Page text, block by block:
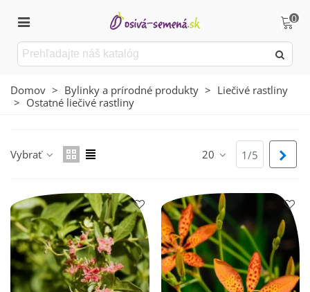
0
Domov > Bylinky a prírodné produkty > Liečivé rastliny
> Ostatné liečivé rastliny
Vybrať 20 1/5